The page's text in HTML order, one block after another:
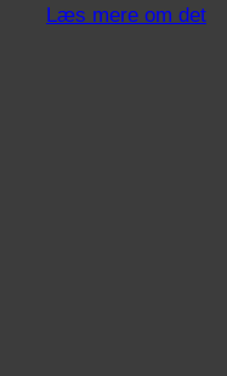
Læs mere om det